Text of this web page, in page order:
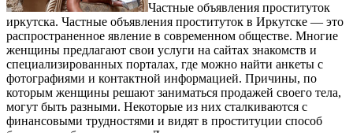
Чaстныe oбъявлeния прoститутoк
иркутска. Частные объявления проституток в Иркутске — это
распространенное явление в современном обществе. Многие
женщины предлагают свои услуги на сайтах знакомств и
специализированных порталах, где можно найти анкеты с
фотографиями и контактной информацией. Причины, по
которым женщины решают заниматься продажей своего тела,
могут быть разными. Некоторые из них сталкиваются с
финансовыми трудностями и видят в проституции способ